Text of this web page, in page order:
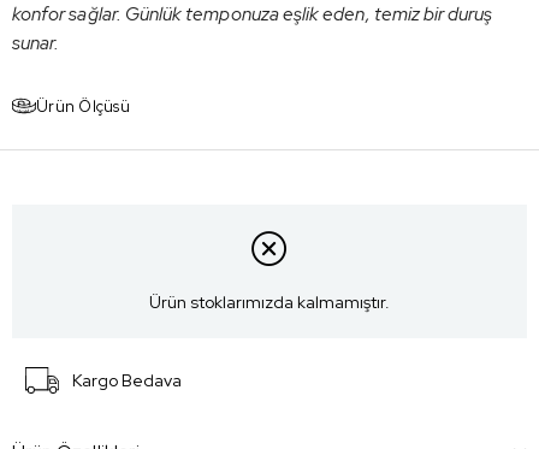
konfor sağlar. Günlük temponuza eşlik eden, temiz bir duruş
sunar.
Ürün Ölçüsü
Ürün stoklarımızda kalmamıştır.
Kargo Bedava